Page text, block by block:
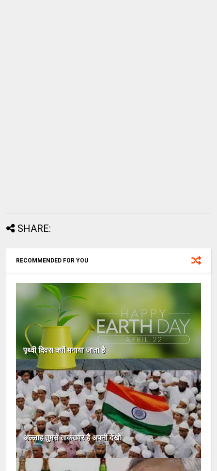
SHARE:
RECOMMENDED FOR YOU
पृथ्वी दिवस क्यों मनाया जाता है
अल्लाह तुमसे ताकतवर है अपनी देखो